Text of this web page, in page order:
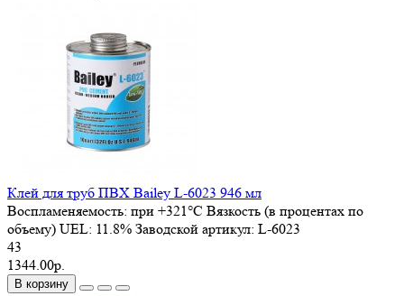
Клей для труб ПВХ Bailey L-6023 946 мл
Воспламеняемость: при +321°C Вязкость (в процентах по
объему) UEL: 11.8% Заводской артикул: L-6023
43
1344.00р.
В корзину